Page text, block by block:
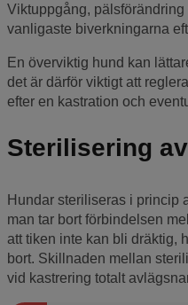
Viktuppgång,
vanligaste biverkningarna
En överviktig hund kan
det är därför viktigt att
efter en kastration och
Sterilisering
Hundar steriliseras i princip
man tar bort förbindelsen
att tiken inte kan bli dräktig,
bort. Skillnaden mellan
vid kastrering totalt